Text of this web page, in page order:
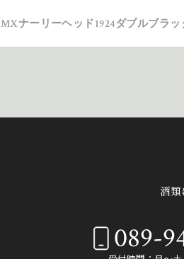
MXナーリーヘッド1924ダブルブラッ
酒類
089-